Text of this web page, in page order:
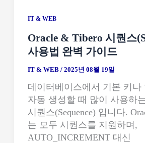
IT & WEB
Oracle & Tibero 시퀀스
사용법 완벽 가이드
IT & WEB /2025년 08월 19일
데이터베이스에서 기본 키나
자동 생성할 때 많이 사용하
시퀀스(Sequence) 입니다.
는 모두 시퀀스를 지원하며,
AUTO_INCREMENT 대신